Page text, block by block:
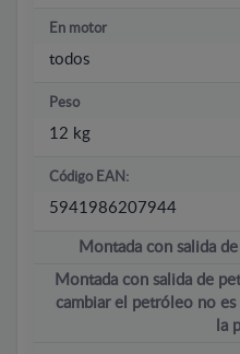
En motor
todos
Peso
12 kg
Código EAN:
5941986207944
Montada con salida
Montada con salida de
cambiar el petróleo no
la